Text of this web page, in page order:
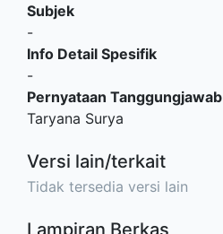
Subjek
-
Info Detail Spesifik
-
Pernyataan Tanggungjawab
Taryana Surya
Versi lain/terkait
Tidak tersedia versi lain